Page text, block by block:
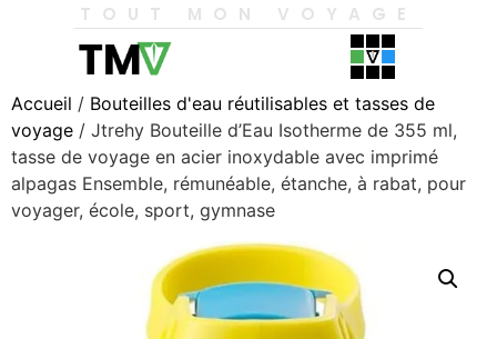
TOUT MON VOYAGE
Accueil / Bouteilles d'eau réutilisables et tasses de
voyage / Jtrehy Bouteille d’Eau Isotherme de 355 ml,
tasse de voyage en acier inoxydable avec imprimé
alpagas Ensemble, rémunéable, étanche, à rabat, pour
voyager, école, sport, gymnase